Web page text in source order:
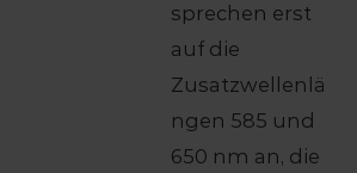
sprechen erst
auf die
Zusatzwellenlä
ngen 585 und
650 nm an, die